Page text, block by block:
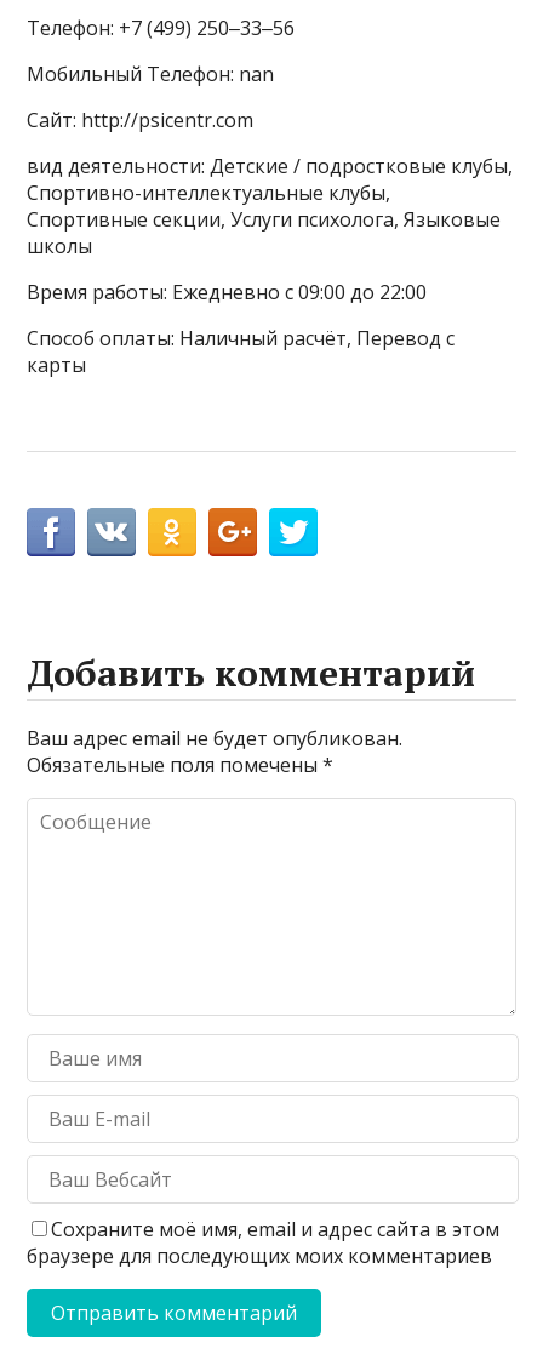
Телефон: +7 (499) 250‒33‒56
Мобильный Телефон: nan
Сайт: http://psicentr.com
вид деятельности: Детские / подростковые клубы,
Спортивно-интеллектуальные клубы,
Спортивные секции, Услуги психолога, Языковые
школы
Время работы: Ежедневно с 09:00 до 22:00
Способ оплаты: Наличный расчёт, Перевод с
карты
Добавить комментарий
Ваш адрес email не будет опубликован.
Обязательные поля помечены*
Сохраните моё имя, email и адрес сайта в этом
браузере для последующих моих комментариев